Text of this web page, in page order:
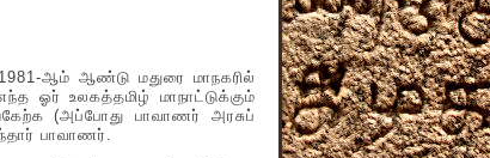
ஆம் ஆண்டு மதுரை மாநகரில்
ஓர் உலகத்தமிழ் மாநாட்டுக்கும்
(அப்போது பாவாணர் அரசுப்
பாவாணர்.